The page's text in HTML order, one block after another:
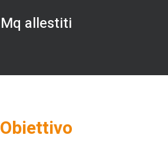
Mq allestiti
Obiettivo